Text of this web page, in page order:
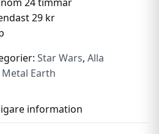
29 kr
Star Wars, Alla
Metal Earth
information